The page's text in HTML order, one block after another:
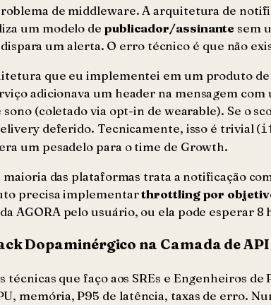
de middleware. A arquitetura de
um modelo de publicador/assinante sem
um alerta. O erro técnico é que não
que eu implementei em um produto
adicionava um header na mensagem com
(coletado via opt-in de wearable). Se o
deferido. Tecnicamente, isso é trivial (
um pesadelo para o time de Growth.
maioria das plataformas trata a notificação
precisa implementarthrottling por
AGORA pelo usuário, ou ela pode esperar 8
Dopaminérgico na Camada de API
técnicas que faço aos SREs e Engenheiros
memória, P95 de latência, taxas de erro.